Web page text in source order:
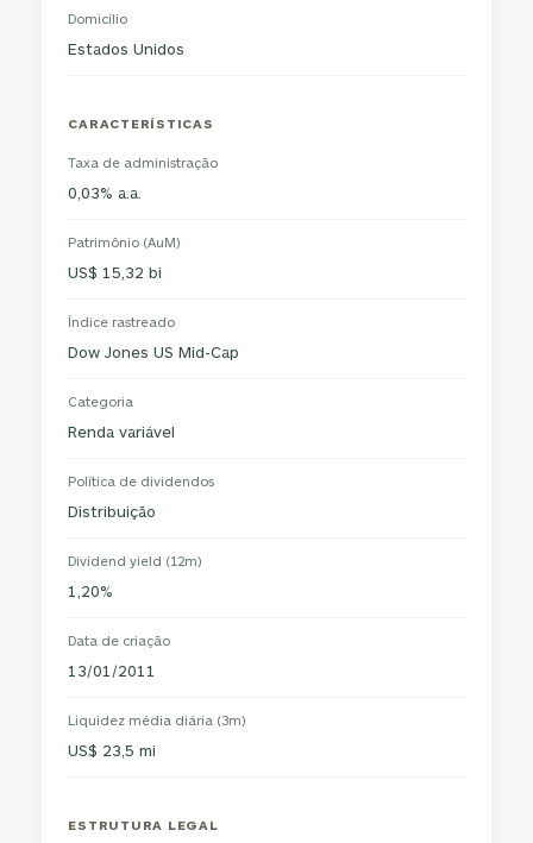
Domicílio
Estados Unidos
CARACTERÍSTICAS
Taxa de administração
0,03% a.a.
Patrimônio (AuM)
US$ 15,32 bi
Índice rastreado
Dow Jones US Mid-Cap
Categoria
Renda variável
Política de dividendos
Distribuição
Dividend yield (12m)
1,20%
Data de criação
13/01/2011
Liquidez média diária (3m)
US$ 23,5 mi
ESTRUTURA LEGAL